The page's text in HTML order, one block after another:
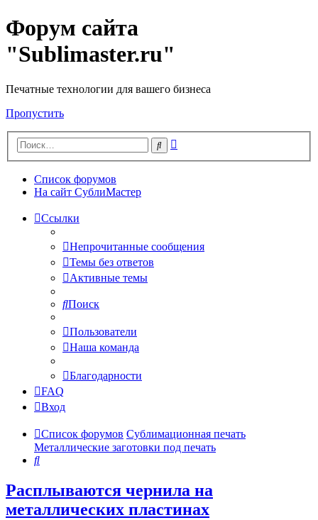
Форум сайта
"Sublimaster.ru"
Печатные технологии для вашего бизнеса
Пропустить
Поиск
Список форумов
На сайт СублиМастер
Ссылки
Непрочитанные сообщения
Темы без ответов
Активные темы
Поиск
Пользователи
Наша команда
Благодарности
FAQ
Вход
Список форумов Сублимационная печать
Металлические заготовки под печать
Поиск
Расплываются чернила на
металлических пластинах